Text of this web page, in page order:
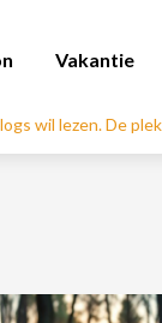
Vakantie
wil lezen. De